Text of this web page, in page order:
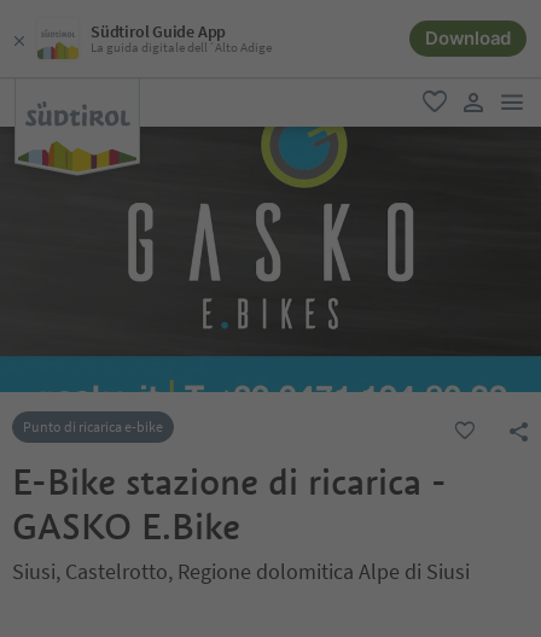
Südtirol Guide App
La guida digitale dell´Alto Adige Download
favoriti
user link
Punto di ricarica e-bike
E-Bike stazione di ricarica -
GASKO E.Bike
Siusi, Castelrotto, Regione dolomitica Alpe di Siusi